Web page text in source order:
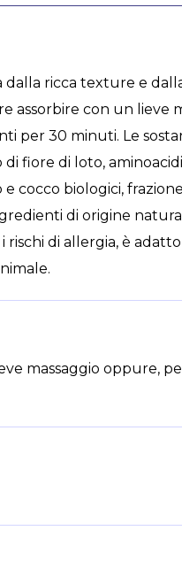
ricca texture e
assorbire con un
per 30 minuti. Le
fiore di loto,
e cocco biologici,
di origine
rischi di allergia, è
massaggio oppure,